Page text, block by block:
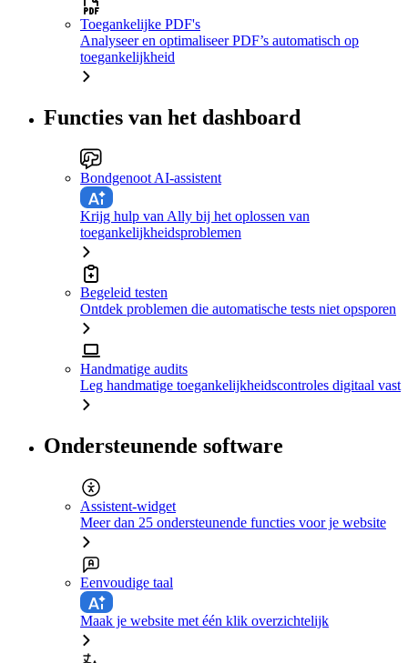
Toegankelijke PDF's
Analyseer en optimaliseer PDF’s automatisch op
toegankelijkheid
Functies van het dashboard
Bondgenoot AI-assistent
Krijg hulp van Ally bij het oplossen van
toegankelijkheidsproblemen
Begeleid testen
Ontdek problemen die automatische tests niet opsporen
Handmatige audits
Leg handmatige toegankelijkheidscontroles digitaal vast
Ondersteunende software
Assistent-widget
Meer dan 25 ondersteunende functies voor je website
Eenvoudige taal
Maak je website met één klik overzichtelijk